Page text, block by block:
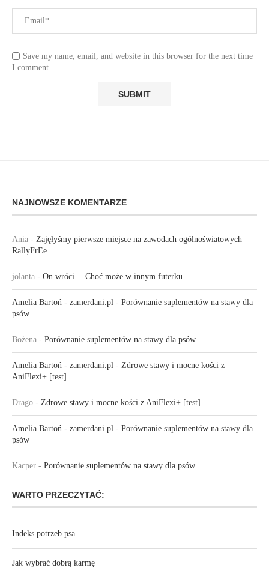
Save my name, email, and website in this browser for the next time
I comment.
NAJNOWSZE KOMENTARZE
Ania - Zajęłyśmy pierwsze miejsce na zawodach ogólnoświatowych
RallyFrEe
jolanta - On wróci… Choć może w innym futerku…
Amelia Bartoń - zamerdani.pl - Porównanie suplementów na stawy dla
psów
Bożena - Porównanie suplementów na stawy dla psów
Amelia Bartoń - zamerdani.pl - Zdrowe stawy i mocne kości z
AniFlexi+ [test]
Drago - Zdrowe stawy i mocne kości z AniFlexi+ [test]
Amelia Bartoń - zamerdani.pl - Porównanie suplementów na stawy dla
psów
Kacper - Porównanie suplementów na stawy dla psów
WARTO PRZECZYTAĆ:
Indeks potrzeb psa
Jak wybrać dobrą karmę